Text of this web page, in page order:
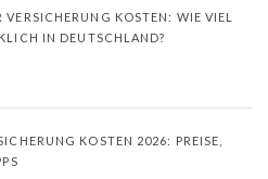
VERSICHERUNG KOSTEN: WIE VIEL
IN DEUTSCHLAND?
KOSTEN 2026: PREISE,